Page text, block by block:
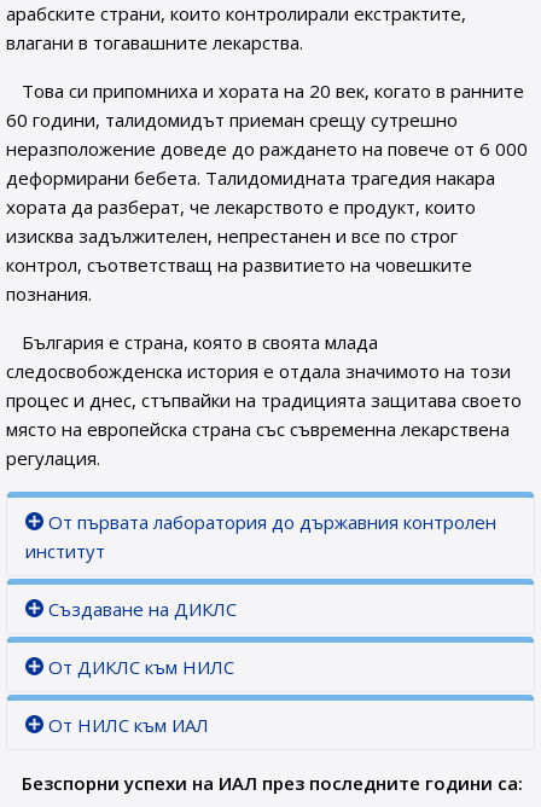
арабските страни, които контролирали екстрактите,
влагани в тогавашните лекарства.
Това си припомниха и хората на 20 век, когато в ранните
60 години, талидомидът приеман срещу сутрешно
неразположение доведе до раждането на повече от 6 000
деформирани бебета. Талидомидната трагедия накара
хората да разберат, че лекарството е продукт, които
изисква задължителен, непрестанен и все по строг
контрол, съответстващ на развитието на човешките
познания.
България е страна, която в своята млада
следосвобожденска история е отдала значимото на този
процес и днес, стъпвайки на традицията защитава своето
място на европейска страна със съвременна лекарствена
регулация.
От първата лаборатория до държавния контролен
институт
Създаване на ДИКЛС
От ДИКЛС към НИЛС
От НИЛС към ИАЛ
Безспорни успехи на ИАЛ през последните години са: